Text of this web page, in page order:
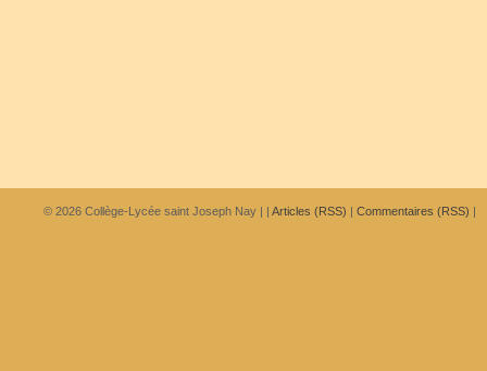
© 2026 Collège-Lycée saint Joseph Nay | | Articles (RSS) | Commentaires (RSS) |